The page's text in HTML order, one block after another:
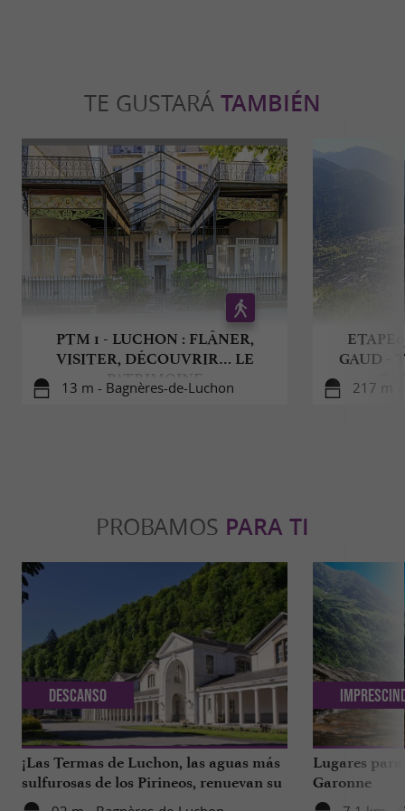
TE GUSTARÁ TAMBIÉN
PTM 1 - LUCHON : FLÂNER,
VISITER, DÉCOUVRIR… LE
PATRIMOINE
13 m - Bagnères-de-Luchon
GAUD -
217 m -
PROBAMOS PARA TI
¡Las Termas de Luchon, las aguas más
sulfurosas de los Pirineos, renuevan su
imagen!
Descanso
Lugares
Garonne